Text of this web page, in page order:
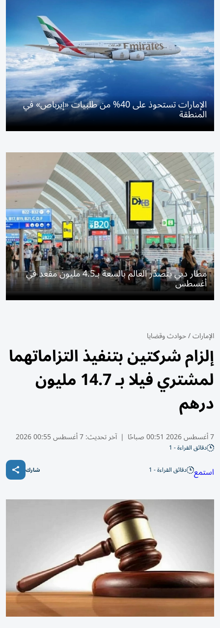
الإمارات تستحوذ على 40% من طلبيات «إيرباص» في
المنطقة
مطار دبي يتصدّر العالم بالسعة بـ4.5 مليون مقعد في
أغسطس
الإمارات/حوادث وقضايا
إلزام شركتين بتنفيذ التزاماتهما
لمشتري فيلا بـ 14.7 مليون
درهم
7 أغسطس 2026 00:51 صباحًا | آخر تحديث:7 أغسطس 00:55 2026
دقائق القراءة - 1
استمع دقائق القراءة - 1 شارك